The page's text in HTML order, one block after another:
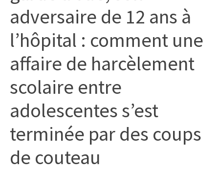
initiatives
citoyennes
adversaire de 12 ans à
l’hôpital : comment une
affaire de harcèlement
scolaire entre
adolescentes s’est
terminée par des coups
de couteau